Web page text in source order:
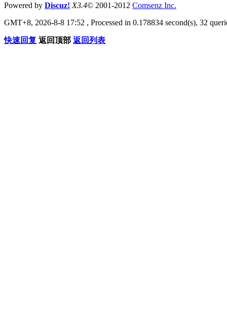
Powered by Discuz! X3.4© 2001-2012 Comsenz Inc.
GMT+8, 2026-8-8 17:52 , Processed in 0.178834 second(s), 32
快速回复 返回顶部 返回列表